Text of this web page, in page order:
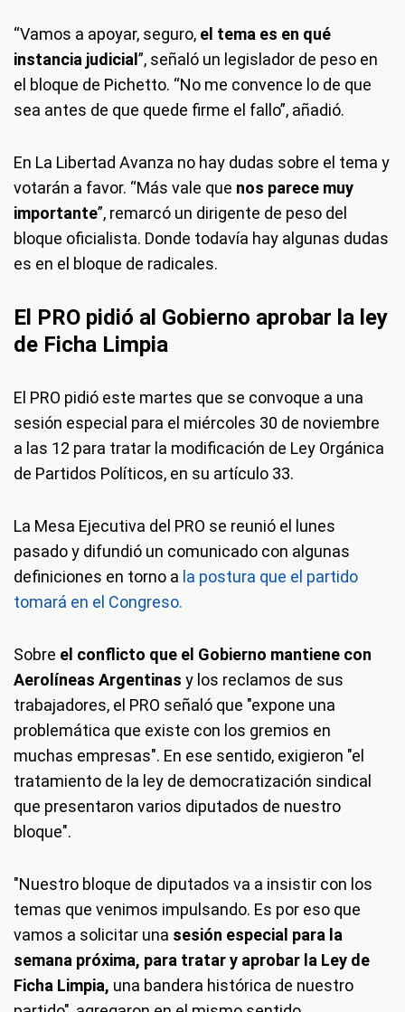
“Vamos a apoyar, seguro, el tema es en qué
instancia judicial ”, señaló un legislador de peso en
el bloque de Pichetto. “No me convence lo de que
sea antes de que quede firme el fallo”, añadió.
En La Libertad Avanza no hay dudas sobre el tema y
votarán a favor. “Más vale que nos parece muy
importante”, remarcó un dirigente de peso del
bloque oficialista. Donde todavía hay algunas dudas
es en el bloque de radicales.
El PRO pidió al Gobierno aprobar la ley
de Ficha Limpia
El PRO pidió este martes que se convoque a una
sesión especial para el miércoles 30 de noviembre
a las 12 para tratar la modificación de Ley Orgánica
de Partidos Políticos, en su artículo 33.
La Mesa Ejecutiva del PRO se reunió el lunes
pasado y difundió un comunicado con algunas
definiciones en torno a la postura que el partido
tomará en el Congreso.
Sobre el conflicto que el Gobierno mantiene con
Aerolíneas Argentinas y los reclamos de sus
trabajadores, el PRO señaló que "expone una
problemática que existe con los gremios en
muchas empresas". En ese sentido, exigieron "el
tratamiento de la ley de democratización sindical
que presentaron varios diputados de nuestro
bloque".
"Nuestro bloque de diputados va a insistir con los
temas que venimos impulsando. Es por eso que
vamos a solicitar una sesión especial para la
semana próxima, para tratar y aprobar la Ley de
Ficha Limpia, una bandera histórica de nuestro